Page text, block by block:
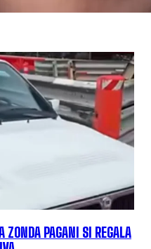
ZONDA PAGANI SI REGALA